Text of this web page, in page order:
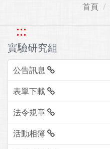
首頁
:::
實驗研究組
公告訊息
表單下載
法令規章
活動相簿